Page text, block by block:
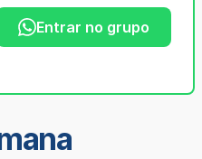
Entrar no grupo